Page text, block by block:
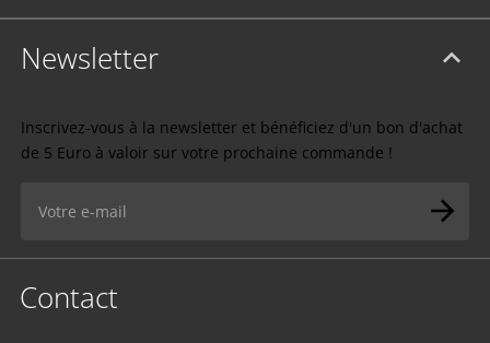
Newsletter
Inscrivez-vous à la newsletter et bénéficiez d'un bon d'achat
de 5 Euro à valoir sur votre prochaine commande !
Contact